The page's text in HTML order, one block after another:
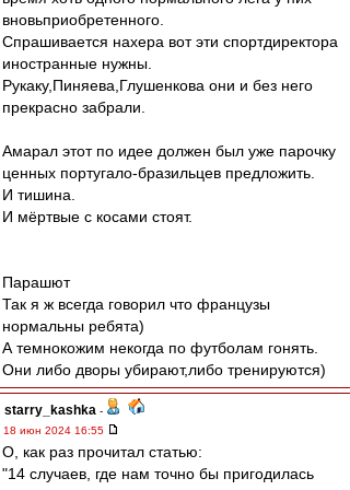
вновьприобретенного.
Спрашивается нахера вот эти спортдиректора
иностранные нужны.
Рукаку,Пиняева,Глушенкова они и без него
прекрасно забрали.
Амарал этот по идее должен был уже парочку
ценных португало-бразильцев предложить.
И тишина.
И мёртвые с косами стоят.
Парашют
Так я ж всегда говорил что французы
нормальны ребята)
А темнокожим некогда по футболам гонять.
Они либо дворы убирают,либо тренируются)
starry_kashka -
18 июн 2024 16:55
О, как раз прочитал статью:
"14 случаев, где нам точно бы пригодилась